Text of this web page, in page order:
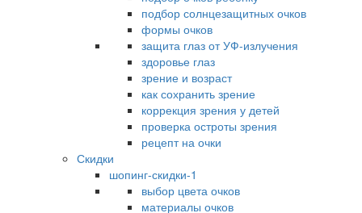
подбор солнцезащитных очков
формы очков
защита глаз от УФ-излучения
здоровье глаз
зрение и возраст
как сохранить зрение
коррекция зрения у детей
проверка остроты зрения
рецепт на очки
Скидки
шопинг-скидки-1
выбор цвета очков
материалы очков